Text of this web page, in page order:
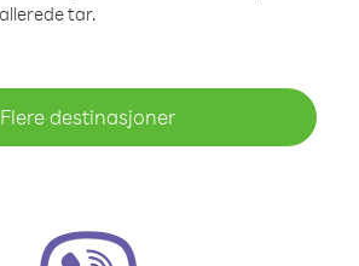
tar.
Flere destinasjoner